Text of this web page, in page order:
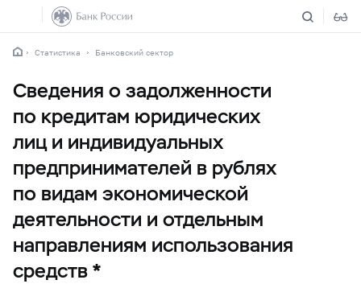
Статистика Банковский сектор
Сведения о задолженности
по кредитам юридических
лиц и индивидуальных
предпринимателей в рублях
по видам экономической
деятельности и отдельным
направлениям использования
средств *